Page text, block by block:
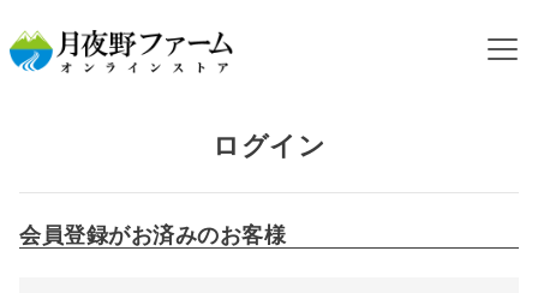
ログイン
会員登録がお済みのお客様